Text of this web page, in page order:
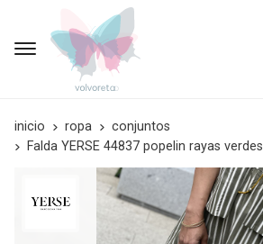
inicio ropa
conjuntos
Falda YERSE 44837 popelin rayas verdes